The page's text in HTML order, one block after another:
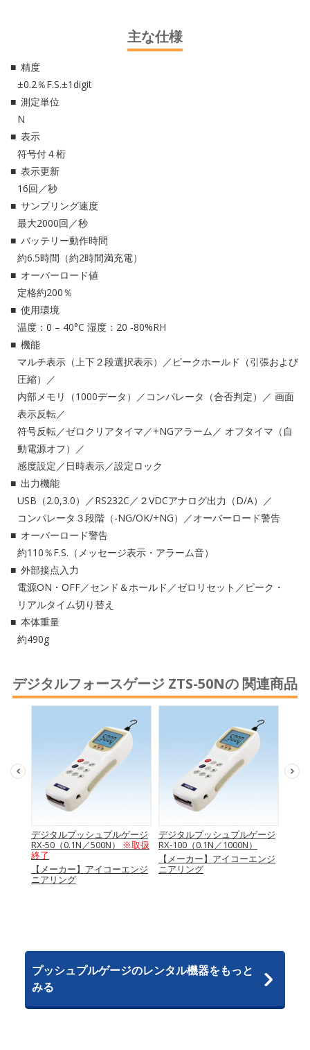
主な仕様
精度
±0.2％F.S.±1digit
測定単位
N
表示
符号付４桁
表示更新
16回／秒
サンプリング速度
最大2000回／秒
バッテリー動作時間
約6.5時間（約2時間満充電）
オーバーロード値
定格約200％
使用環境
温度：0 – 40°C 湿度：20 -80%RH
機能
マルチ表示（上下２段選択表示）／ピークホールド（引張および
圧縮）／
内部メモリ（1000データ）／コンパレータ（合否判定）／ 画面
表示反転／
符号反転／ゼロクリアタイマ／+NGアラーム／ オフタイマ（自
動電源オフ）／
感度設定／日時表示／設定ロック
出力機能
USB（2.0,3.0）／RS232C／２VDCアナログ出力（D/A）／
コンパレータ３段階（-NG/OK/+NG）／オーバーロード警告
オーバーロード警告
約110％F.S.（メッセージ表示・アラーム音）
外部接点入力
電源ON・OFF／センド＆ホールド／ゼロリセット／ピーク・
リアルタイム切り替え
本体重量
約490g
デジタルフォースゲージ ZTS-50Nの 関連商品
デジタルプッシュプルゲージ
RX-50（0.1N／500N）
※取扱
終了
【メーカー】アイコーエンジ
ニアリング
デジタルプッシュプルゲージ
RX-100（0.1N／1000N）
【メーカー】アイコーエンジ
ニアリング
プッシュプルゲージのレンタル機器をもっと
みる